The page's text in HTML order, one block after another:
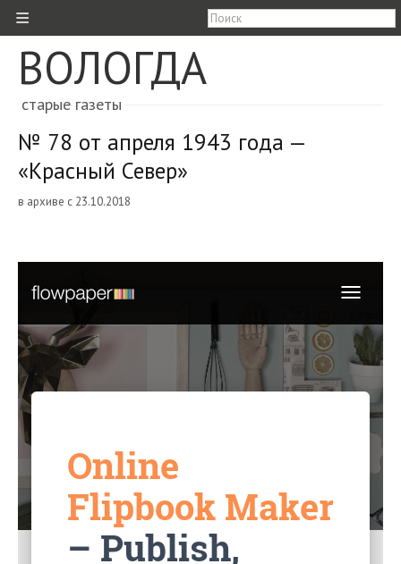
≡
ВОЛОГДА
старые газеты
№ 78 от апреля 1943 года —
«Красный Север»
в архиве с 23.10.2018